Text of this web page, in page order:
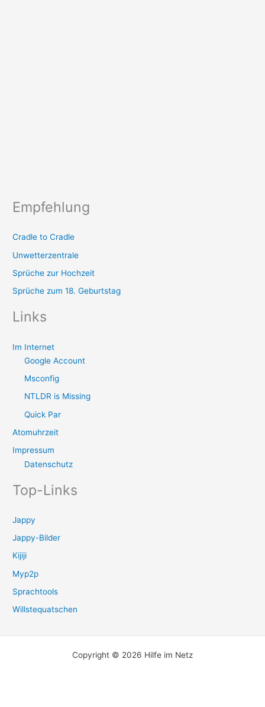
Empfehlung
Cradle to Cradle
Unwetterzentrale
Sprüche zur Hochzeit
Sprüche zum 18. Geburtstag
Links
Im Internet
Google Account
Msconfig
NTLDR is Missing
Quick Par
Atomuhrzeit
Impressum
Datenschutz
Top-Links
Jappy
Jappy-Bilder
Kijiji
Myp2p
Sprachtools
Willstequatschen
Copyright © 2026 Hilfe im Netz